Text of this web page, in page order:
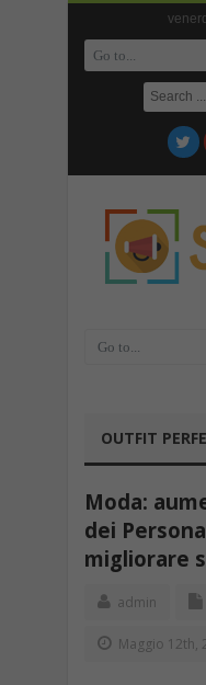
OUTFIT
Moda:
dei
migliorare
admin
Maggio 12th,